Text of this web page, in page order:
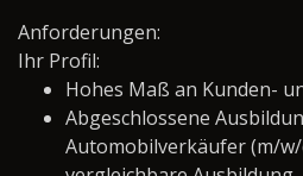
Anforderungen:
Ihr Profil:
Hohes Maß an Kunden-
Abgeschlossene
Automobilverkäufer (m/